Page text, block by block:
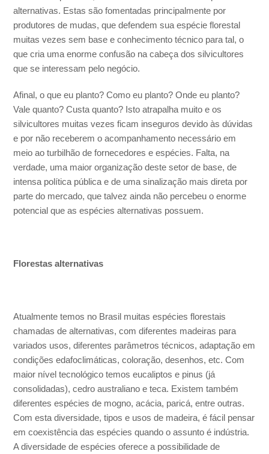
alternativas. Estas são fomentadas principalmente por
produtores de mudas, que defendem sua espécie florestal
muitas vezes sem base e conhecimento técnico para tal, o
que cria uma enorme confusão na cabeça dos silvicultores
que se interessam pelo negócio.
Afinal, o que eu planto? Como eu planto? Onde eu planto?
Vale quanto? Custa quanto? Isto atrapalha muito e os
silvicultores muitas vezes ficam inseguros devido às dúvidas
e por não receberem o acompanhamento necessário em
meio ao turbilhão de fornecedores e espécies. Falta, na
verdade, uma maior organização deste setor de base, de
intensa política pública e de uma sinalização mais direta por
parte do mercado, que talvez ainda não percebeu o enorme
potencial que as espécies alternativas possuem.
Florestas alternativas
Atualmente temos no Brasil muitas espécies florestais
chamadas de alternativas, com diferentes madeiras para
variados usos, diferentes parâmetros técnicos, adaptação em
condições edafoclimáticas, coloração, desenhos, etc. Com
maior nível tecnológico temos eucaliptos e pinus (já
consolidadas), cedro australiano e teca. Existem também
diferentes espécies de mogno, acácia, paricá, entre outras.
Com esta diversidade, tipos e usos de madeira, é fácil pensar
em coexistência das espécies quando o assunto é indústria.
A diversidade de espécies oferece a possibilidade de